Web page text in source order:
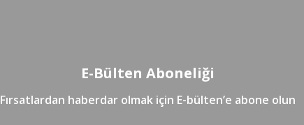
E-Bülten Aboneliği
Fırsatlardan haberdar olmak için E-bülten’e abone olun